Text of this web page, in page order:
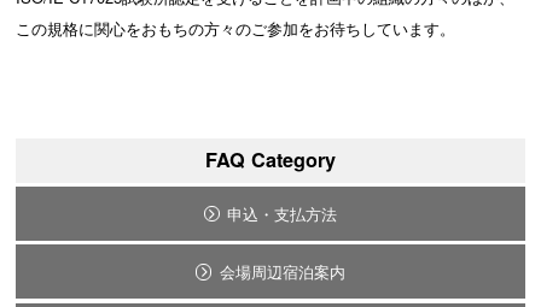
この規格に関心をおもちの方々のご参加をお待ちしています。
FAQ Category
申込・支払方法
会場周辺宿泊案内